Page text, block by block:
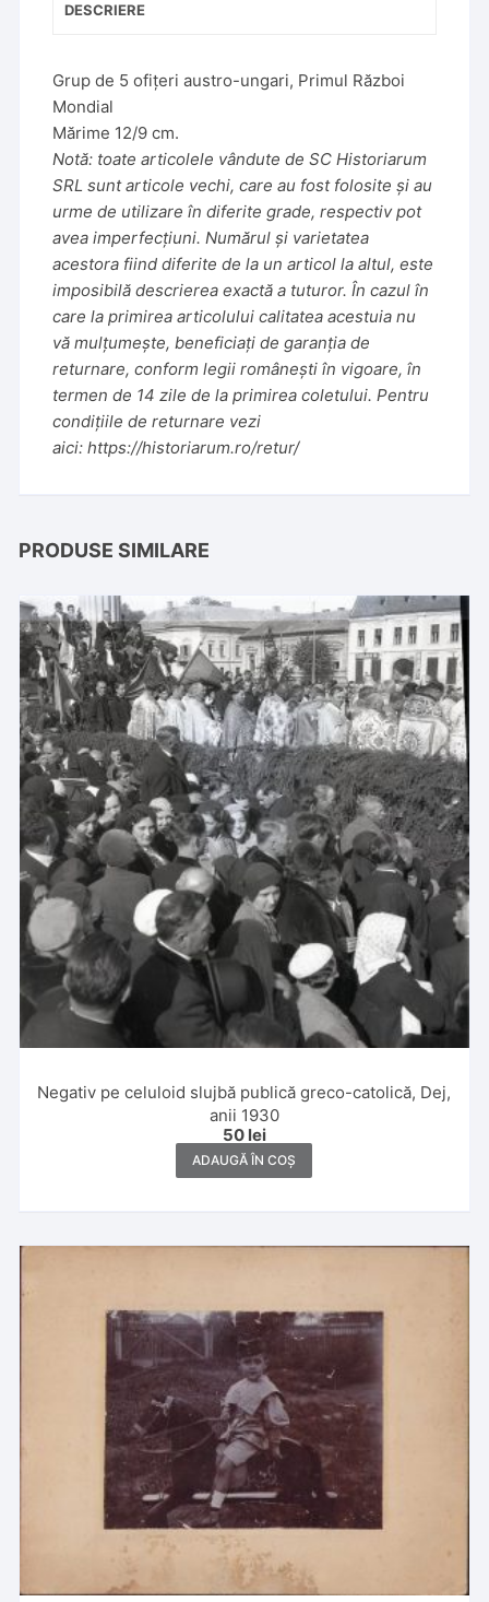
DESCRIERE
Grup de 5 ofițeri austro-ungari, Primul Război
Mondial
Mărime 12/9 cm.
Notă: toate articolele vândute de SC Historiarum
SRL sunt articole vechi, care au fost folosite și au
urme de utilizare în diferite grade, respectiv pot
avea imperfecțiuni. Numărul și varietatea
acestora fiind diferite de la un articol la altul, este
imposibilă descrierea exactă a tuturor. În cazul în
care la primirea articolului calitatea acestuia nu
vă mulțumește, beneficiați de garanția de
returnare, conform legii românești în vigoare, în
termen de 14 zile de la primirea coletului. Pentru
condițiile de returnare vezi
aici:https://historiarum.ro/retur/
PRODUSE SIMILARE
Negativ pe celuloid slujbă publică greco-catolică, Dej,
anii 1930
50 lei
ADAUGĂ ÎN COȘ